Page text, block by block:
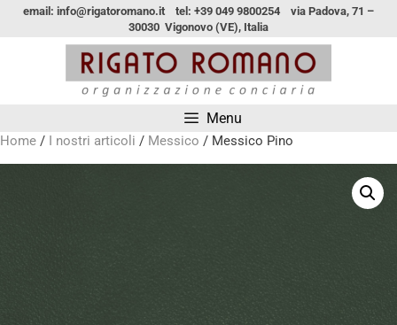
email: info@rigatoromano.it tel: +39 049 9800254 via Padova, 71 –
30030 Vigonovo (VE), Italia
Menu
Home / I nostri articoli / Messico / Messico Pino